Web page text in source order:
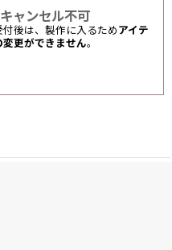
ャンセル不可
付後は、製作に入るため アイテ
変更ができません。